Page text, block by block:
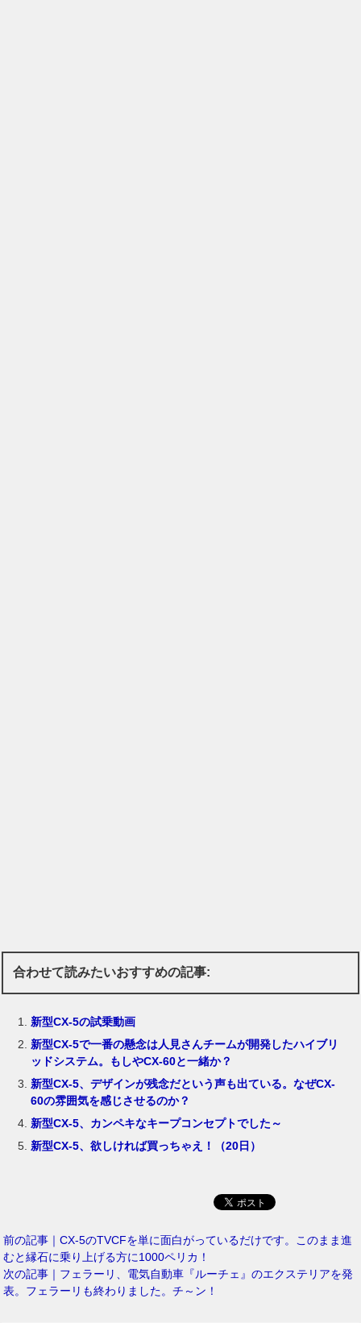
合わせて読みたいおすすめの記事:
新型CX-5の試乗動画
新型CX-5で一番の懸念は人見さんチームが開発したハイブリ
ッドシステム。もしやCX-60と一緒か？
新型CX-5、デザインが残念だという声も出ている。なぜCX-
60の雰囲気を感じさせるのか？
新型CX-5、カンペキなキープコンセプトでした～
新型CX-5、欲しければ買っちゃえ！（20日）
前の記事｜CX-5のTVCFを単に面白がっているだけです。このまま進
むと縁石に乗り上げる方に1000ペリカ！
次の記事｜フェラーリ、電気自動車『ルーチェ』のエクステリアを発
表。フェラーリも終わりました。チ～ン！